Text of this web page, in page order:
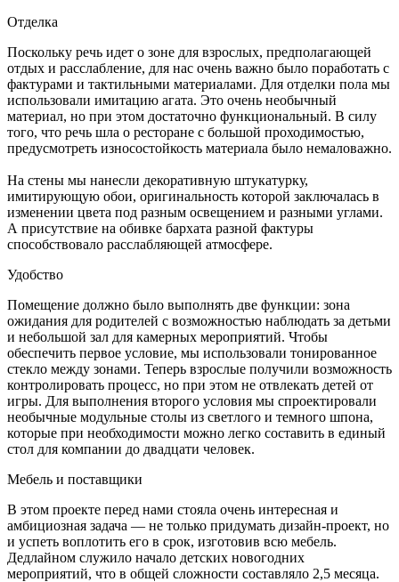
Отделка
Поскольку речь идет о зоне для взрослых, предполагающей
отдых и расслабление, для нас очень важно было поработать с
фактурами и тактильными материалами. Для отделки пола мы
использовали имитацию агата. Это очень необычный
материал, но при этом достаточно функциональный. В силу
того, что речь шла о ресторане с большой проходимостью,
предусмотреть износостойкость материала было немаловажно.
На стены мы нанесли декоративную штукатурку,
имитирующую обои, оригинальность которой заключалась в
изменении цвета под разным освещением и разными углами.
А присутствие на обивке бархата разной фактуры
способствовало расслабляющей атмосфере.
Удобство
Помещение должно было выполнять две функции: зона
ожидания для родителей с возможностью наблюдать за детьми
и небольшой зал для камерных мероприятий. Чтобы
обеспечить первое условие, мы использовали тонированное
стекло между зонами. Теперь взрослые получили возможность
контролировать процесс, но при этом не отвлекать детей от
игры. Для выполнения второго условия мы спроектировали
необычные модульные столы из светлого и темного шпона,
которые при необходимости можно легко составить в единый
стол для компании до двадцати человек.
Мебель и поставщики
В этом проекте перед нами стояла очень интересная и
амбициозная задача — не только придумать дизайн-проект, но
и успеть воплотить его в срок, изготовив всю мебель.
Дедлайном служило начало детских новогодних
мероприятий, что в общей сложности составляло 2,5 месяца.